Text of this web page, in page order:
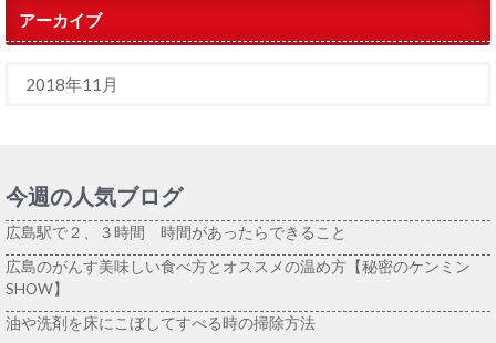
アーカイブ
今週の人気ブログ
広島駅で２、３時間 時間があったらできること
広島のがんす美味しい食べ方とオススメの温め方【秘密のケンミン
SHOW】
油や洗剤を床にこぼしてすべる時の掃除方法